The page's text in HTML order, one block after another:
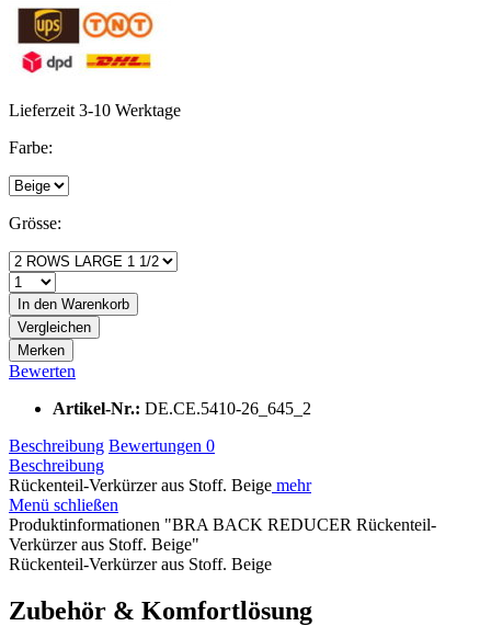
Lieferzeit 3-10 Werktage
Farbe:
Grösse:
In den Warenkorb
Vergleichen
Merken
Bewerten
Artikel-Nr.: DE.CE.5410-26_645_2
Beschreibung Bewertungen 0
Beschreibung
Rückenteil-Verkürzer aus Stoff. Beige mehr
Menü schließen
Produktinformationen "BRA BACK REDUCER Rückenteil-
Verkürzer aus Stoff. Beige"
Rückenteil-Verkürzer aus Stoff. Beige
Zubehör & Komfortlösung